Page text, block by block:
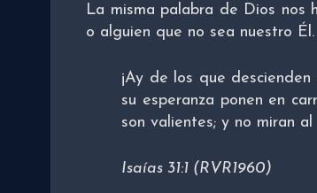
La misma palabra de Dios nos
o alguien que no sea nuestro Él.
¡Ay de los que
su esperanza ponen en
son valientes; y no miran
Isaías 31:1 (RVR1960)